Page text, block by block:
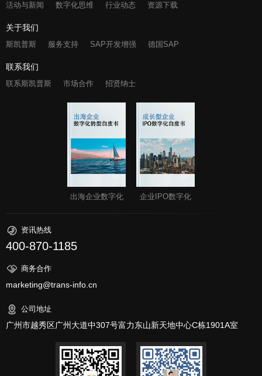
活动与新闻
数字化思维 行业动态 资源下载
关于我们
斯凯普斯
服务支持 SAP开发增强 德国SAP
联系我们
联系斯凯普斯
市场合作 招贤纳士
出海企业数字化 企业IPO数字化
资讯热线
400-870-1185
商务合作
marketing@trans-info.cn
公司地址
广州市越秀区广州大道中307号富力东山新天地中心C栋1901A室